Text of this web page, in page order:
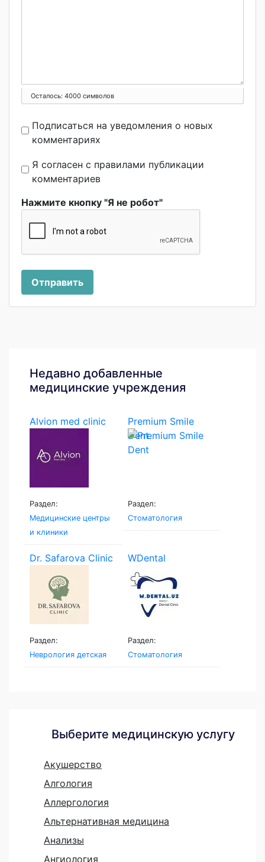
Осталось: 4000 символов
Подписаться на уведомления о новых
комментариях
Я согласен с правилами публикации
комментариев
Нажмите кнопку "Я не робот"
Отправить
Недавно добавленные
медицинские учреждения
Alvion med clinic
Раздел:
Медицинские центры
и клиники
Premium Smile
Dent
Раздел:
Стоматология
Dr. Safarova Clinic
Раздел:
Неврология детская
WDental
Раздел:
Стоматология
Выберите медицинскую услугу
Акушерство
Алгология
Аллергология
Альтернативная медицина
Анализы
Ангиология